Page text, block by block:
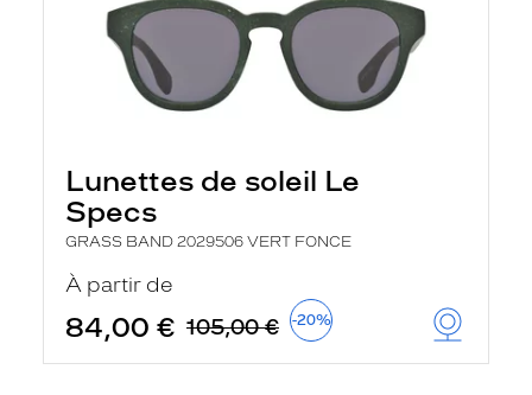
Lunettes de soleil Le
Specs
GRASS BAND 2029506 VERT FONCE
À partir de
84,00 € 105,00 € -20%